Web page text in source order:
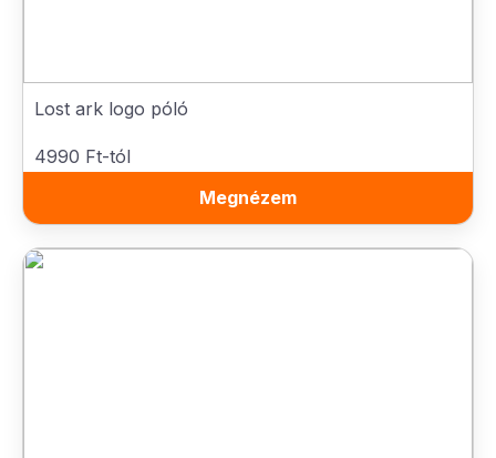
Lost ark logo póló
4990 Ft-tól
Megnézem